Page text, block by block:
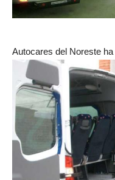
Autocares del Noreste